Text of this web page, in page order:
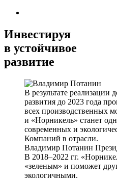
Инвестируя
в устойчивое
развитие
В результате реализации
развития до 2023 года
всех производственных
и «Норникель» станет
современных и
Компаний в отрасли.
Владимир Потанин
В 2018–2022 гг.
«зеленым» и поможет
экологичными.